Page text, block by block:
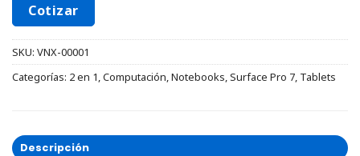
Cotizar
SKU: VNX-00001
Categorías: 2 en 1 Computación Notebooks Surface Pro 7 Tablets
Descripción